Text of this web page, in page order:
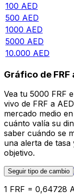
100 AED
500 AED
1000 AED
5000 AED
10.000 AED
Gráfico de FRF
Vea tu 5000 FRF
vivo de FRF a
mercado medio
cuánto valía su
saber cuándo se
una alerta de
objetivo.
Seguir tipo de cambio
1 FRF = 0,64728